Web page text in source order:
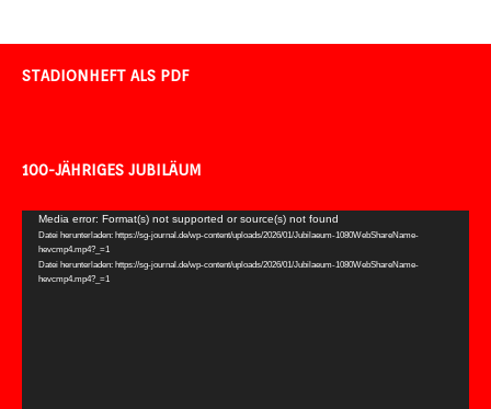
STADIONHEFT ALS PDF
100-JÄHRIGES JUBILÄUM
Video-
Player
Media error: Format(s) not supported or source(s) not found
Datei herunterladen: https://sg-journal.de/wp-content/uploads/2026/01/Jubilaeum-1080WebShareName-
hevcmp4.mp4?_=1
Datei herunterladen: https://sg-journal.de/wp-content/uploads/2026/01/Jubilaeum-1080WebShareName-
hevcmp4.mp4?_=1